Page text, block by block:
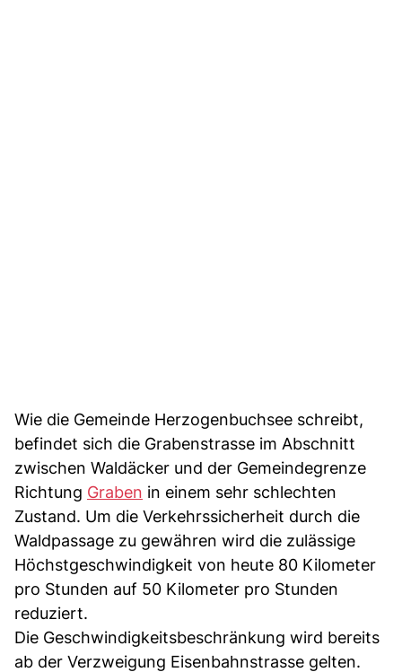
Wie die Gemeinde Herzogenbuchsee schreibt,
befindet sich die Grabenstrasse im Abschnitt
zwischen Waldäcker und der Gemeindegrenze
Richtung Graben in einem sehr schlechten
Zustand. Um die Verkehrssicherheit durch die
Waldpassage zu gewähren wird die zulässige
Höchstgeschwindigkeit von heute 80 Kilometer
pro Stunden auf 50 Kilometer pro Stunden
reduziert.
Die Geschwindigkeitsbeschränkung wird bereits
ab der Verzweigung Eisenbahnstrasse gelten.